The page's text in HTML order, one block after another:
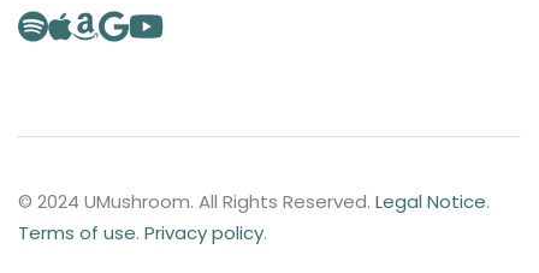
© 2024 UMushroom. All Rights Reserved. Legal Notice.
Terms of use. Privacy policy.